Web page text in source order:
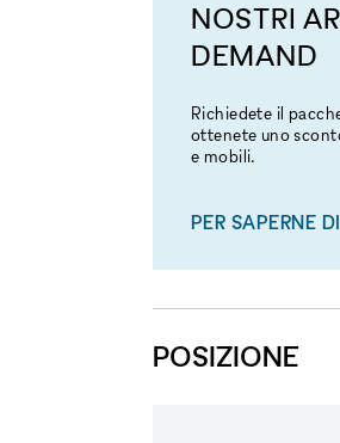
NOSTRI
DEMAND
Richiedete il
ottenete uno
e mobili.
PER SAPERNE
POSIZIONE